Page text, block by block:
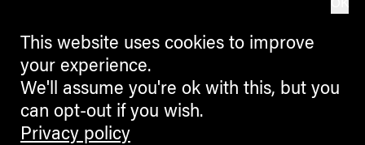
This website uses cookies to improve
your experience.
We'll assume you're ok with this, but you
can opt-out if you wish.
Privacy policy